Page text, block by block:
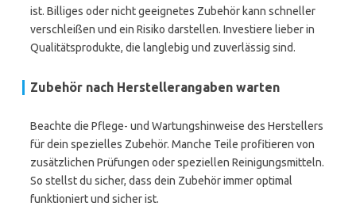
ist. Billiges oder nicht geeignetes Zubehör kann schneller
verschleißen und ein Risiko darstellen. Investiere lieber in
Qualitätsprodukte, die langlebig und zuverlässig sind.
Zubehör nach Herstellerangaben warten
Beachte die Pflege- und Wartungshinweise des Herstellers
für dein spezielles Zubehör. Manche Teile profitieren von
zusätzlichen Prüfungen oder speziellen Reinigungsmitteln.
So stellst du sicher, dass dein Zubehör immer optimal
funktioniert und sicher ist.